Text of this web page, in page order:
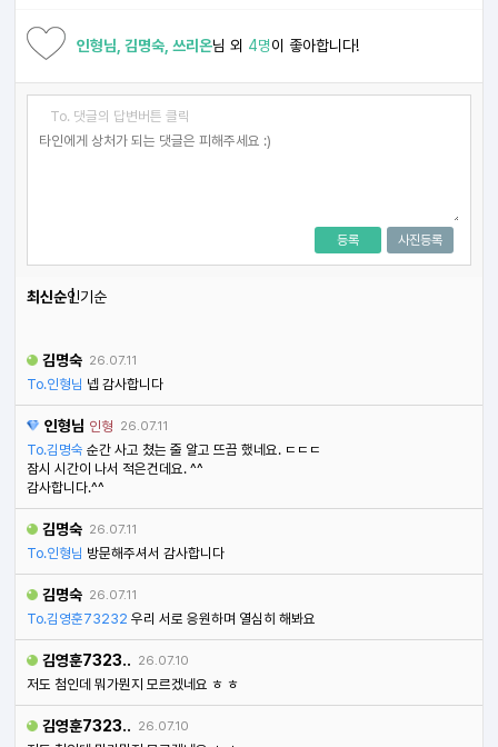
인형님, 김명숙, 쓰리온님 외 4명이 좋아합니다!
To. 댓글의 답변버튼 클릭
사진등록
등록
최신순인기순
김명숙 26.07.11
To.인형님 넵 감사합니다
인형님 인형 26.07.11
To.김명숙 순간 사고 쳤는 줄 알고 뜨끔 했네요. ㄷㄷㄷ
잠시 시간이 나서 적은건데요. ^^
감사합니다.^^
김명숙 26.07.11
To.인형님 방문해주셔서 감사합니다
김명숙 26.07.11
To.김영훈73232 우리 서로 응원하며 열심히 해봐요
김영훈7323.. 26.07.10
저도 첨인데 뭐가뭔지 모르겠네요 ㅎ ㅎ
김영훈7323.. 26.07.10